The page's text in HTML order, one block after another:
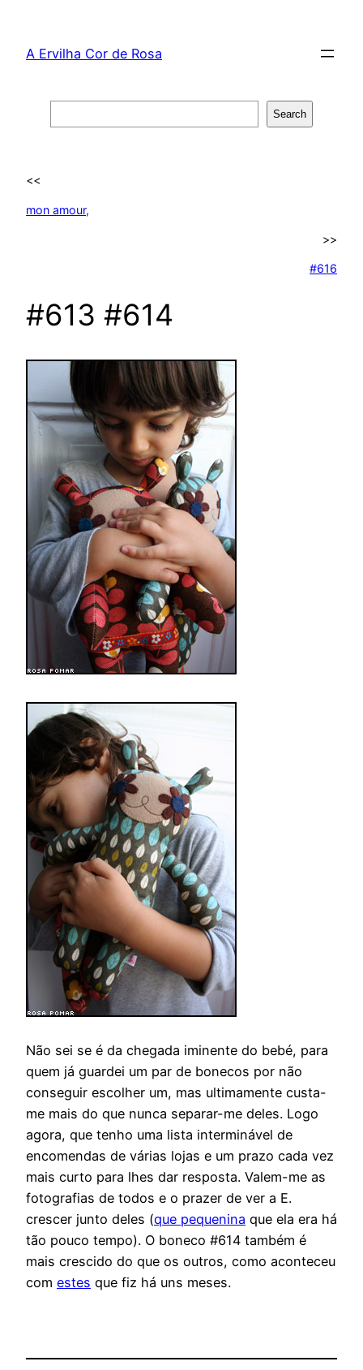
content
A Ervilha Cor de Rosa
Search
<<
mon amour,
>>
#616
#613 #614
Não sei se é da chegada iminente do bebé, para
quem já guardei um par de bonecos por não
conseguir escolher um, mas ultimamente custa-
me mais do que nunca separar-me deles. Logo
agora, que tenho uma lista interminável de
encomendas de várias lojas e um prazo cada vez
mais curto para lhes dar resposta. Valem-me as
fotografias de todos e o prazer de ver a E.
crescer junto deles (que pequenina que ela era há
tão pouco tempo). O boneco #614 também é
mais crescido do que os outros, como aconteceu
com estes que fiz há uns meses.